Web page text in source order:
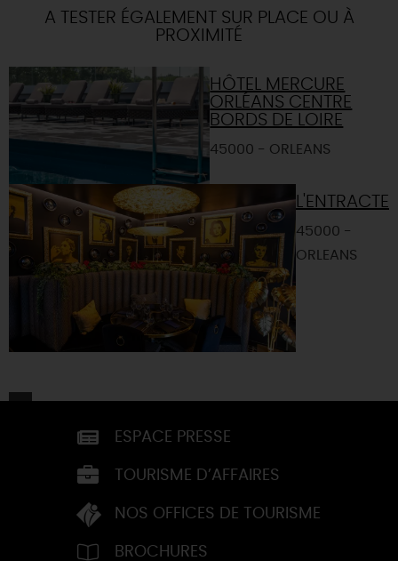
A TESTER ÉGALEMENT SUR PLACE OU À
PROXIMITÉ
HÔTEL MERCURE
ORLÉANS CENTRE
BORDS DE LOIRE
45000 - ORLEANS
L'ENTRACTE
45000 -
ORLEANS
ESPACE PRESSE
TOURISME D’AFFAIRES
NOS OFFICES DE TOURISME
BROCHURES